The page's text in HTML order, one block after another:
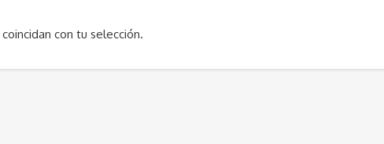
con tu selección.